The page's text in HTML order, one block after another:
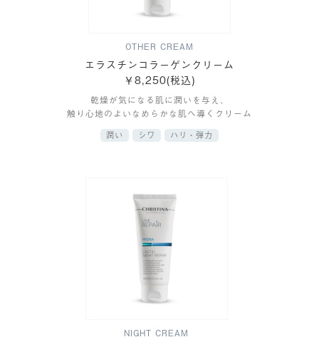
OTHER CREAM
エラスチンコラーゲンクリーム
￥8,250(税込)
乾燥が気になる肌に潤いを与え、
触り心地のよいなめらかな肌へ導くクリーム
潤い シワ ハリ・弾力
NIGHT CREAM